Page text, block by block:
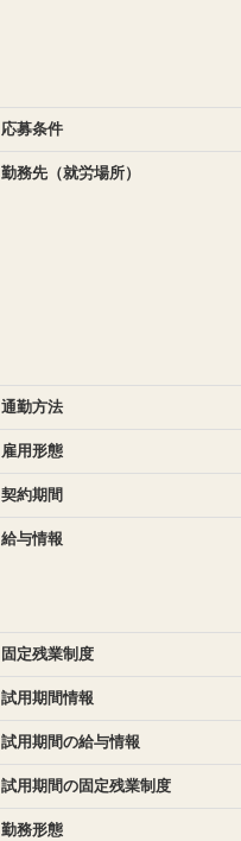
応募条件
勤務先（就労場所）
通勤方法
雇用形態
契約期間
給与情報
固定残業制度
試用期間情報
試用期間の給与情報
試用期間の固定残業制度
勤務形態